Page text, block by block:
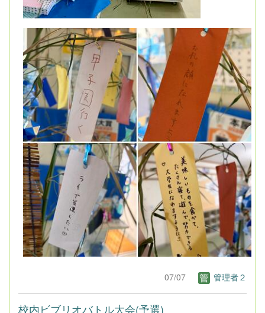
07/07 管理者２
校内ビブリオバトル大会(予選)